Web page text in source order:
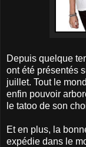
Depuis quelque
ont été présentés
juillet. Tout le
enfin pouvoir
le tatoo de son
Et en plus, la
expédie dans le